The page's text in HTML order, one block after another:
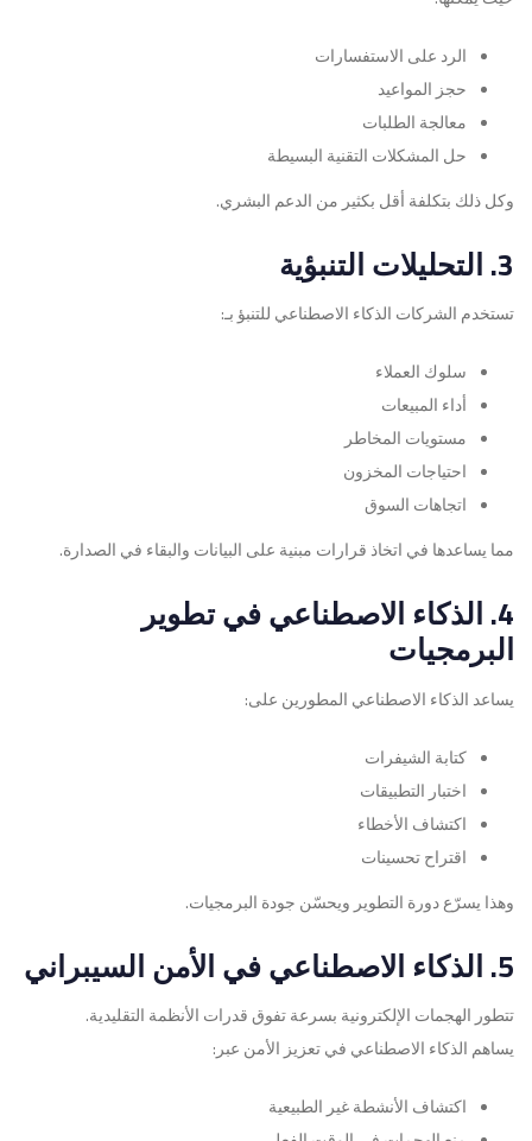
الرد على الاستفسارات
حجز المواعيد
معالجة الطلبات
حل المشكلات التقنية البسيطة
وكل ذلك بتكلفة أقل بكثير من الدعم البشري.
3. التحليلات التنبؤية
تستخدم الشركات الذكاء الاصطناعي للتنبؤ بـ:
سلوك العملاء
أداء المبيعات
مستويات المخاطر
احتياجات المخزون
اتجاهات السوق
مما يساعدها في اتخاذ قرارات مبنية على البيانات والبقاء في الصدارة.
4. الذكاء الاصطناعي في تطوير
البرمجيات
يساعد الذكاء الاصطناعي المطورين على:
كتابة الشيفرات
اختبار التطبيقات
اكتشاف الأخطاء
اقتراح تحسينات
وهذا يسرّع دورة التطوير ويحسّن جودة البرمجيات.
5. الذكاء الاصطناعي في الأمن السيبراني
تتطور الهجمات الإلكترونية بسرعة تفوق قدرات الأنظمة التقليدية.
يساهم الذكاء الاصطناعي في تعزيز الأمن عبر:
اكتشاف الأنشطة غير الطبيعية